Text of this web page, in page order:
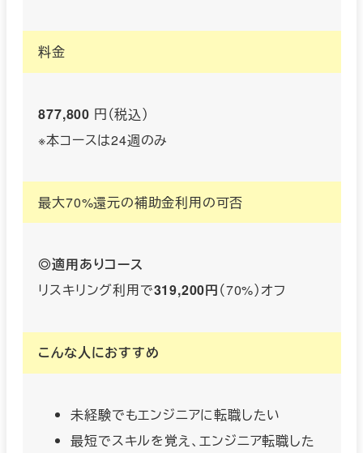
料金
877,800 円（税込）
※本コースは24週のみ
最大70%還元の補助金利用の可否
◎適用ありコース
リスキリング利用で319,200円（70%）オフ
こんな人におすすめ
未経験でもエンジニアに転職したい
最短でスキルを覚え、エンジニア転職した